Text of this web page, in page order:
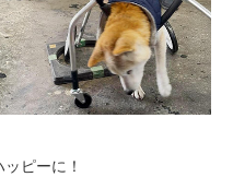
ピーに！